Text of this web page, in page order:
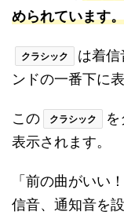
められています。
クラシック
は着
ンドの一番下に
この クラシック
表示されます。
「前の曲がいい
信音、通知音を